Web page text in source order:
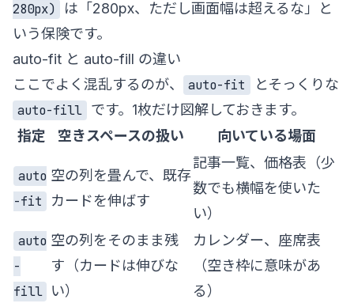
280px)
は「280px、ただし画面幅は超えるな」と
いう保険です。
auto-fit と auto-fill の違い
ここでよく混乱するのが、
auto-fit
とそっくりな
auto-fill
です。1枚だけ図解しておきます。
指定
空きスペースの扱い 向いている場面
auto
-fit
空の列を畳んで、既存
カードを伸ばす
記事一覧、価格表（少
数でも横幅を使いた
い）
auto
-
fill
空の列をそのまま残
す（カードは伸びな
い）
カレンダー、座席表
（空き枠に意味があ
る）